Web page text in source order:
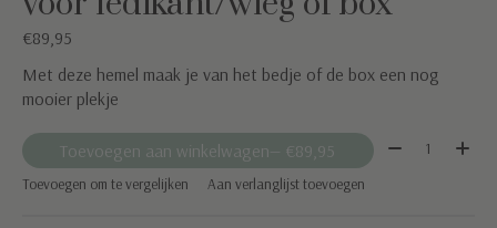
€89,95
Met deze hemel maak je van het bedje of de box een nog
mooier plekje
Toevoegen aan winkelwagen — €89,95 Aantal:
Toevoegen om te vergelijken Aan verlanglijst toevoegen